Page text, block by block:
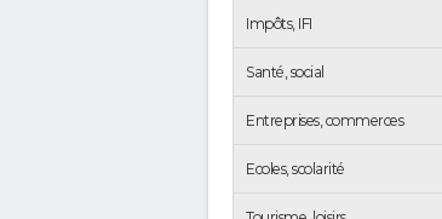
Impôts, IFI
Santé, social
Entreprises, commerces
Ecoles, scolarité